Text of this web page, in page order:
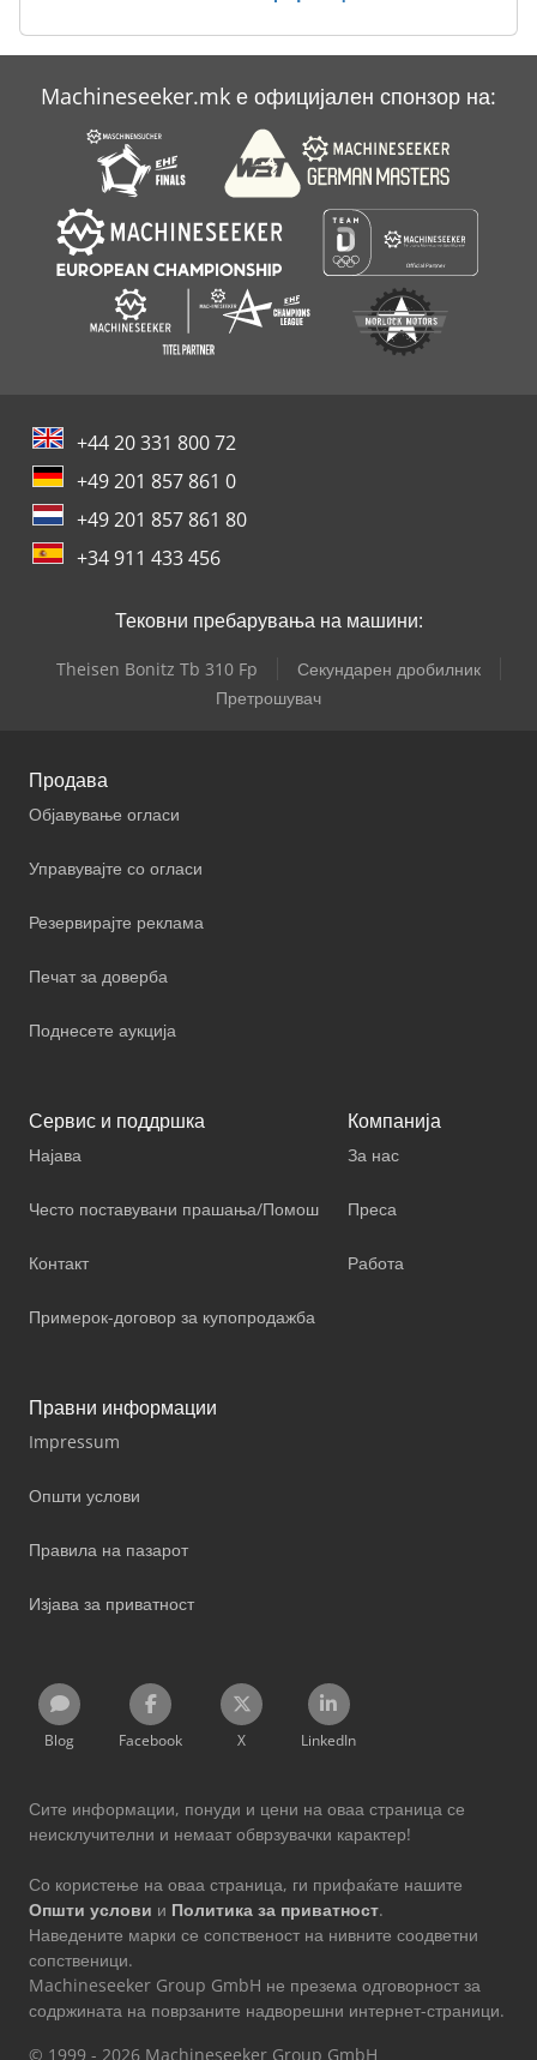
Machineseeker.mk е официјален спонзор на:
+44 20 331 800 72
+49 201 857 861 0
+49 201 857 861 80
+34 911 433 456
Тековни пребарувања на машини:
Theisen Bonitz Tb 310 Fp
Секундарен дробилник
Претрошувач
Продава
Објавување огласи
Управувајте со огласи
Резервирајте реклама
Печат за доверба
Поднесете аукција
Сервис и поддршка
Најава
Често поставувани прашања/Помош
Контакт
Примерок-договор за купопродажба
Компанија
За нас
Преса
Работа
Правни информации
Impressum
Општи услови
Правила на пазарот
Изјава за приватност
Blog Facebook X LinkedIn
Сите информации, понуди и цени на оваа страница се
неисклучителни и немаат обврзувачки карактер!
Со користење на оваа страница, ги прифаќате нашите
Општи услови и Политика за приватност.
Наведените марки се сопственост на нивните соодветни
сопственици.
Machineseeker Group GmbH не презема одговорност за
содржината на поврзаните надворешни интернет-страници.
© 1999 - 2026 Machineseeker Group GmbH